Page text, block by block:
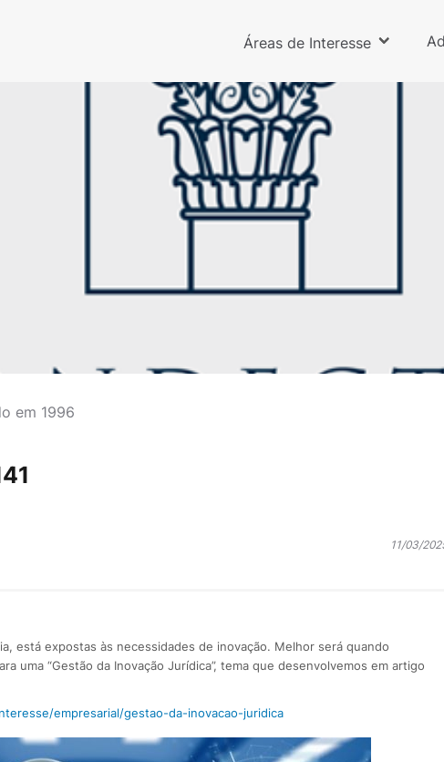
Áreas de Interesse
em 1996
11/03/
está expostas às necessidades de inovação. Melhor será quando
uma “Gestão da Inovação Jurídica”, tema que desenvolvemos em artigo
empresarial/gestao-da-inovacao-juridica